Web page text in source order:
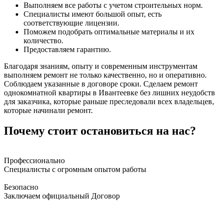
Выполняем все работы с учетом строительных норм.
Специалисты имеют большой опыт, есть
соответствующие лицензии.
Поможем подобрать оптимальные материалы и их
количество.
Предоставляем гарантию.
Благодаря знаниям, опыту и современным инструментам
выполняем ремонт не только качественно, но и оперативно.
Соблюдаем указанные в договоре сроки. Сделаем ремонт
однокомнатной квартиры в Ивантеевке без лишних неудобств
для заказчика, которые раньше преследовали всех владельцев,
которые начинали ремонт.
Почему стоит остановиться на нас?
Профессионально
Специалисты с огромным опытом работы
Безопасно
Заключаем официальный Договор